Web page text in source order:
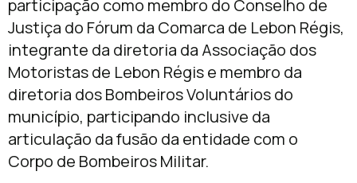
participação como membro do Conselho de
Justiça do Fórum da Comarca de Lebon Régis,
integrante da diretoria da Associação dos
Motoristas de Lebon Régis e membro da
diretoria dos Bombeiros Voluntários do
município, participando inclusive da
articulação da fusão da entidade com o
Corpo de Bombeiros Militar.